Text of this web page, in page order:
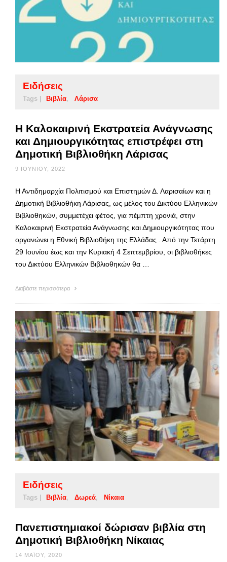
Ειδήσεις
Tags | Βιβλία Λάρισα
Η Καλοκαιρινή Εκστρατεία Ανάγνωσης
και Δημιουργικότητας επιστρέφει στη
Δημοτική Βιβλιοθήκη Λάρισας
9 ΙΟΥΝΊΟΥ, 2022
Η Αντιδημαρχία Πολιτισμού και Επιστημών Δ. Λαρισαίων και η
Δημοτική Βιβλιοθήκη Λάρισας, ως μέλος του Δικτύου Ελληνικών
Βιβλιοθηκών, συμμετέχει φέτος, για πέμπτη χρονιά, στην
Καλοκαιρινή Εκστρατεία Ανάγνωσης και Δημιουργικότητας που
οργανώνει η Εθνική Βιβλιοθήκη της Ελλάδας . Από την Τετάρτη
29 Ιουνίου έως και την Κυριακή 4 Σεπτεμβρίου, οι βιβλιοθήκες
του Δικτύου Ελληνικών Βιβλιοθηκών θα …
Διαβάστε περισσότερα
Ειδήσεις
Tags | Βιβλία Δωρεά Νίκαια
Πανεπιστημιακοί δώρισαν βιβλία στη
Δημοτική Βιβλιοθήκη Νίκαιας
14 ΜΑΪ́ΟΥ, 2020